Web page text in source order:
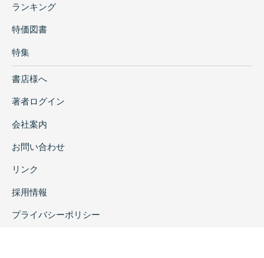
ランキング
特価図書
特集
書店様へ
著者ログイン
会社案内
お問い合わせ
リンク
採用情報
プライバシーポリシー